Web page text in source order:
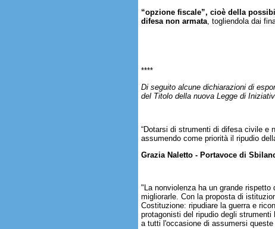
“opzione fiscale”, cioè della
difesa non armata , togliendola dai
****
Di seguito alcune dichiarazioni di
del Titolo della nuova Legge di
“Dotarsi di strumenti di difesa civile e
assumendo come priorità il ripudio
Grazia Naletto - Portavoce di
"La nonviolenza ha un grande
migliorarle. Con la proposta di
Costituzione: ripudiare la guerra e
protagonisti del ripudio degli
a tutti l'occasione di assumersi